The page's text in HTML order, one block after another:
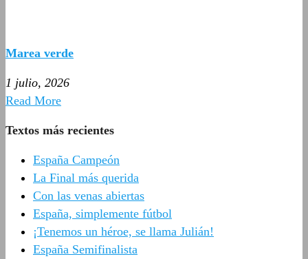
Marea verde
1 julio, 2026
Read More
Textos más recientes
España Campeón
La Final más querida
Con las venas abiertas
España, simplemente fútbol
¡Tenemos un héroe, se llama Julián!
España Semifinalista